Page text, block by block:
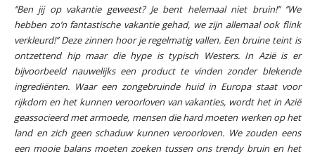
‘’Ben jij op vakantie geweest? Je bent helemaal niet bruin!’’ ‘’We
hebben zo’n fantastische vakantie gehad, we zijn allemaal ook flink
verkleurd!’’ Deze zinnen hoor je regelmatig vallen. Een bruine teint is
ontzettend hip maar die hype is typisch Westers. In Azië is er
bijvoorbeeld nauwelijks een product te vinden zonder blekende
ingrediënten. Waar een zongebruinde huid in Europa staat voor
rijkdom en het kunnen veroorloven van vakanties, wordt het in Azië
geassocieerd met armoede, mensen die hard moeten werken op het
land en zich geen schaduw kunnen veroorloven. We zouden eens
een mooie balans moeten zoeken tussen ons trendy bruin en het